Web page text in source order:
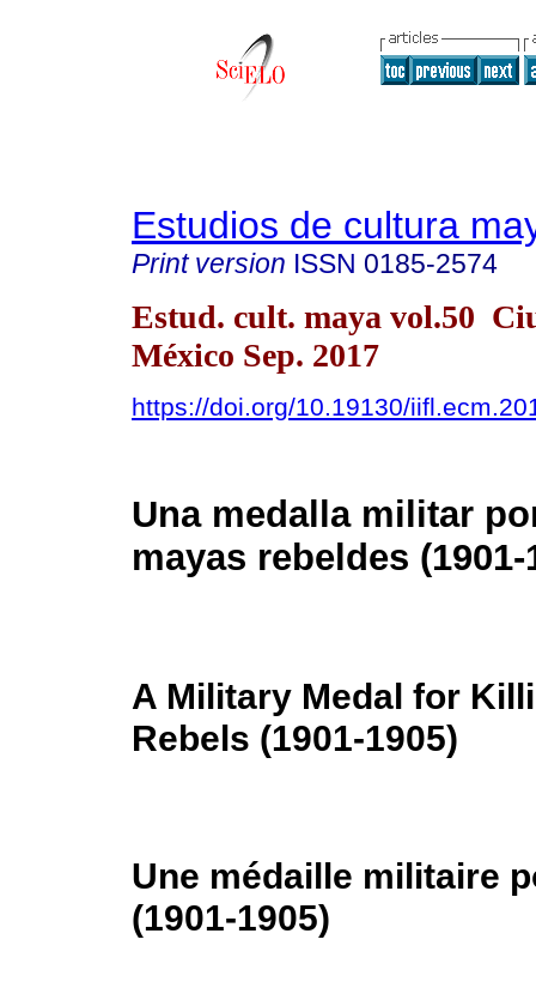
Estudios de cultura
Print version ISSN 0185-2574
Estud. cult. maya vol.50
México Sep. 2017
https://doi.org/10.19130/
Una medalla militar
mayas rebeldes (1901-
A Military Medal for
Rebels (1901-1905)
Une médaille militaire
(1901-1905)